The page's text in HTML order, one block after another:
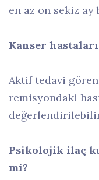
en az on sekiz
Kanser
Aktif tedavi
remisyondaki
Psikolojik ilaç
mi?